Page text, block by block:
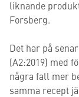
liknande
Forsberg.
Det har på
(A2:2019) med
några fall mer
samma recept